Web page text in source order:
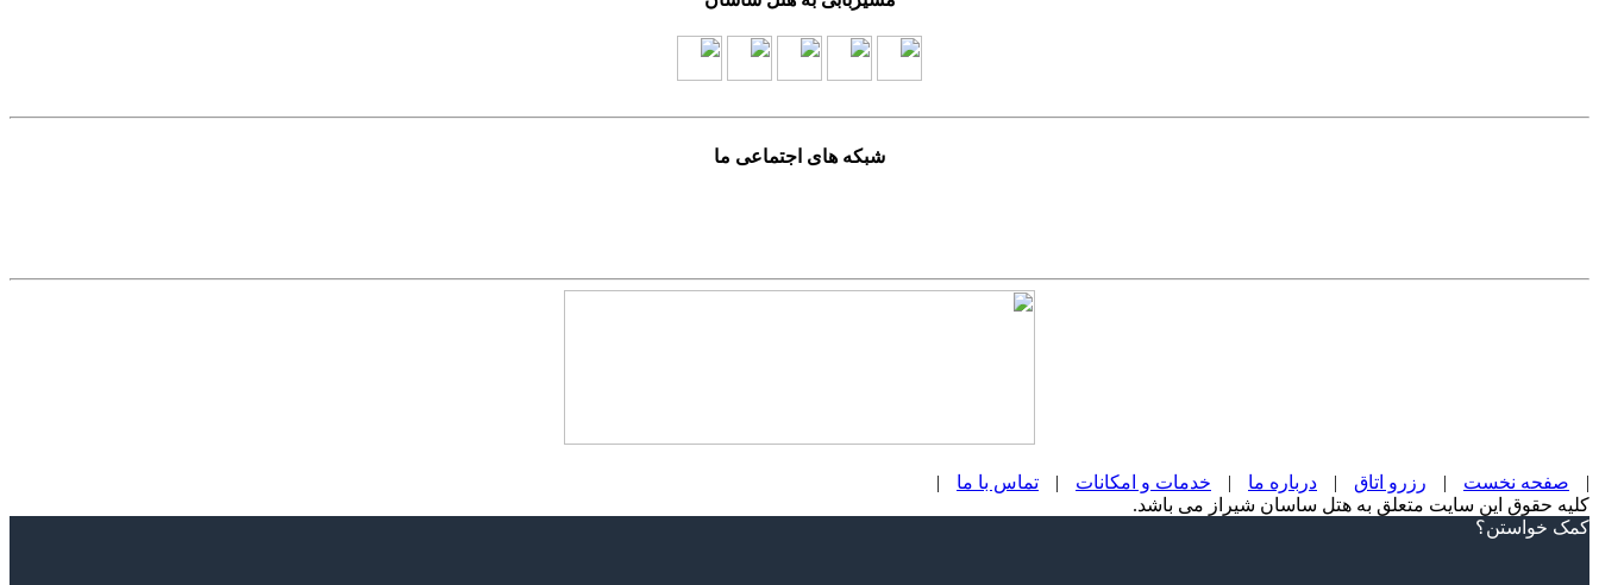
شبکه های اجتماعی ما
| صفحه نخست | رزرو اتاق | درباره ما | خدمات و امکانات | تماس با ما
|
کلیه حقوق این سایت متعلق به هتل ساسان شیراز می باشد.
Scroll
کمک خواستن؟